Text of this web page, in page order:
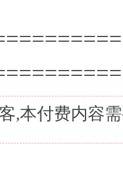
,本付费内容